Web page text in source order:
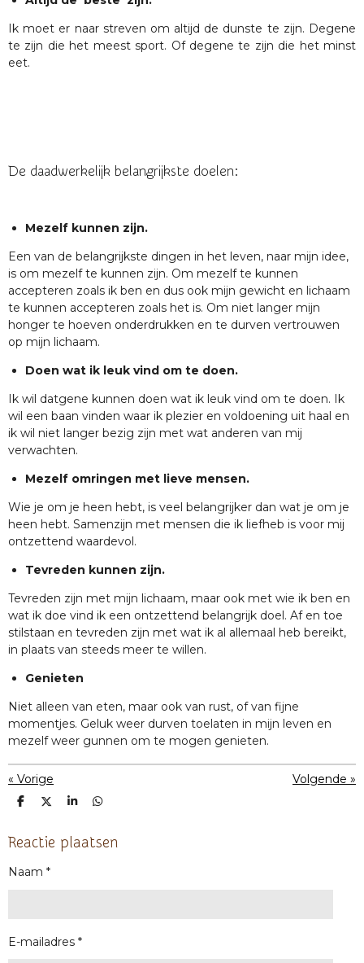
Ik moet er naar streven om altijd de dunste te zijn. Degene
te zijn die het meest sport. Of degene te zijn die het minst
eet.
De daadwerkelijk belangrijkste doelen:
Mezelf kunnen zijn.
Een van de belangrijkste dingen in het leven, naar mijn idee,
is om mezelf te kunnen zijn. Om mezelf te kunnen
accepteren zoals ik ben en dus ook mijn gewicht en lichaam
te kunnen accepteren zoals het is. Om niet langer mijn
honger te hoeven onderdrukken en te durven vertrouwen
op mijn lichaam.
Doen wat ik leuk vind om te doen.
Ik wil datgene kunnen doen wat ik leuk vind om te doen. Ik
wil een baan vinden waar ik plezier en voldoening uit haal en
ik wil niet langer bezig zijn met wat anderen van mij
verwachten.
Mezelf omringen met lieve mensen.
Wie je om je heen hebt, is veel belangrijker dan wat je om je
heen hebt. Samenzijn met mensen die ik liefheb is voor mij
ontzettend waardevol.
Tevreden kunnen zijn.
Tevreden zijn met mijn lichaam, maar ook met wie ik ben en
wat ik doe vind ik een ontzettend belangrijk doel. Af en toe
stilstaan en tevreden zijn met wat ik al allemaal heb bereikt,
in plaats van steeds meer te willen.
Genieten
Niet alleen van eten, maar ook van rust, of van fijne
momentjes. Geluk weer durven toelaten in mijn leven en
mezelf weer gunnen om te mogen genieten.
« Vorige Volgende »
D
e
n
D
l
S
r
e
D
e
n
Reactie plaatsen
Naam *
E-mailadres *